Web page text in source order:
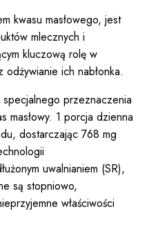
kwasu masłowego, jest
mlecznych i
kluczową rolę w
ich nabłonka.
przeznaczenia
masłowy. 1 porcja dzienna
dostarczając 768 mg
uwalnianiem (SR),
są stopniowo,
właściwości